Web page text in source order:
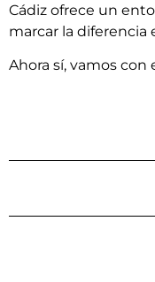
Cádiz ofrece un
marcar la
Ahora sí, vamos con